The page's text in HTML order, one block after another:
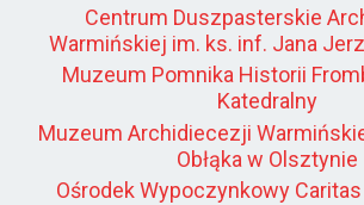
Centrum Duszpasterskie
Warmińskiej im. ks. inf. Jana
Muzeum Pomnika Historii
Katedralny
Muzeum Archidiecezji
Obłąka w Olsztynie
Ośrodek Wypoczynkowy